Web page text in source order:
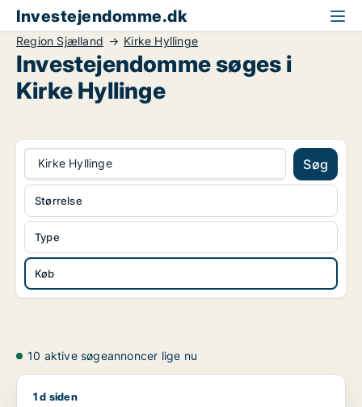
Investejendomme.dk
Region Sjælland Kirke Hyllinge
Investejendomme søges i
Kirke Hyllinge
Kirke Hyllinge Søg
Type
Køb
Størrelse
10 aktive søgeannoncer lige nu
Rasmus søger boligudlejningsejendom til salg i Greve,
1 d siden